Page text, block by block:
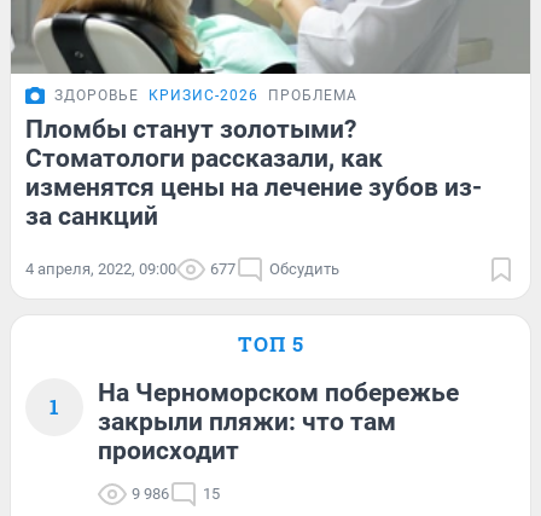
ЗДОРОВЬЕ КРИЗИС-2026 ПРОБЛЕМА
Пломбы станут золотыми?
Стоматологи рассказали, как
изменятся цены на лечение зубов из-
за санкций
4 апреля, 2022, 09:00 677 Обсудить
ТОП 5
1
На Черноморском побережье
закрыли пляжи: что там
происходит
9 986 15